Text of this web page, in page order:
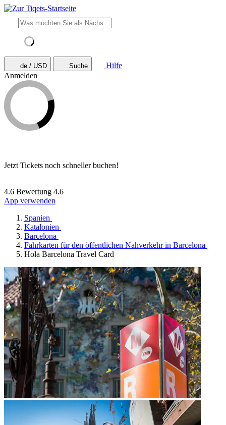
de / USD Suche
Hilfe
Anmelden
Jetzt Tickets noch schneller buchen!
4.6 Bewertung 4.6
App verwenden
Spanien
Katalonien
Barcelona
Fahrkarten für den öffentlichen Nahverkehr in Barcelona
Hola Barcelona Travel Card